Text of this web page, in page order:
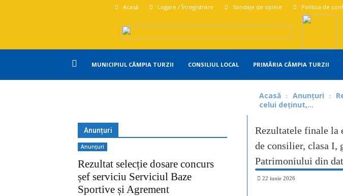
Acasă Logare / Înregistrare Sondaje de opinie Politica de
Primăria
Turzii
MUNICIPIUL CÂMPIA TURZII CONSILIUL LOCAL PRIMĂRIA CÂMPIA TURZII
Acasă Anunțuri
celui deținut,...
Rezultatele finale la
de consilier, clasa I,
Patrimoniului din
22 iunie 2026
Anunțuri
Anunțuri
Rezultat selecție dosare concurs
șef serviciu Serviciul Baze
Sportive și Agrement